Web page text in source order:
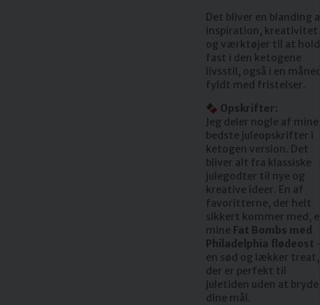
Det bliver en blanding
inspiration, kreativitet
og værktøjer til at
fast i den ketogene
livsstil, også i en
fyldt med fristelser.
🍫 Opskrifter:
Jeg deler nogle af mine
bedste juleopskrifter i
ketogen version. Det
bliver alt fra klassiske
julegodter til nye og
kreative ideer. En af
favoritterne, der helt
sikkert kommer med,
mine Fat Bombs med
Philadelphia flødeost
en sød og lækker treat,
der er perfekt til
juletiden uden at bryde
dine mål.